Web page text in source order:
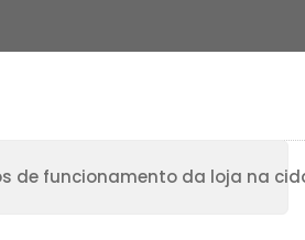
de funcionamento da loja na